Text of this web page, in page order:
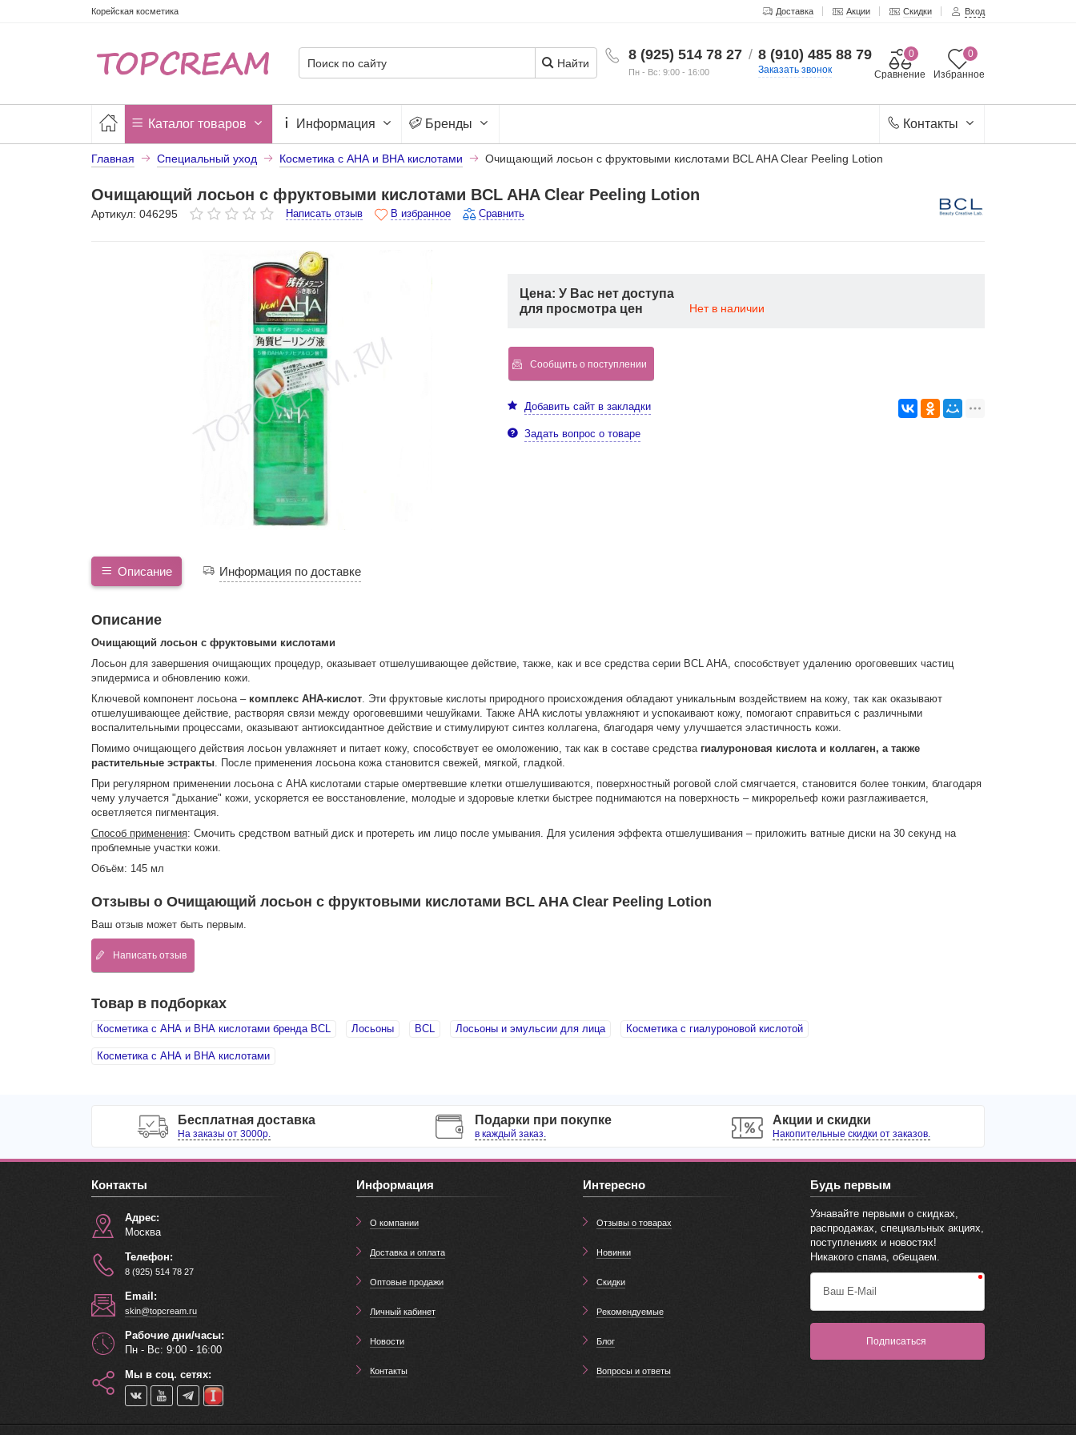
Корейская косметика Доставка Акции Скидки Вход
8 (925) 514 78 27
Пн - Вс: 9:00 - 16:00
/ 8 (910) 485 88 79
Заказать звонок Избранное
0
Сравнение
0
Найти
Каталог товаров Информация Бренды Контакты
Главная Специальный уход Косметика с АНА и ВНА кислотами Очищающий лосьон с фруктовыми кислотами BCL AHA Clear Peeling Lotion
Очищающий лосьон с фруктовыми кислотами BCL AHA Clear Peeling Lotion
Артикул: 046295 Написать отзыв В избранное Сравнить
Цена: У Вас нет доступа
для просмотра цен
Нет в наличии
Сообщить о поступлении
Добавить сайт в закладки
Задать вопрос о товаре
Описание Информация по доставке
Описание
Очищающий лосьон с фруктовыми кислотами
Лосьон для завершения очищающих процедур, оказывает отшелушивающее действие, также, как и все средства серии BCL AHA, способствует удалению ороговевших частиц
эпидермиса и обновлению кожи.
Ключевой компонент лосьона – комплекс АНА-кислот. Эти фруктовые кислоты природного происхождения обладают уникальным воздействием на кожу, так как оказывают
отшелушивающее действие, растворяя связи между ороговевшими чешуйками. Также AHA кислоты увлажняют и успокаивают кожу, помогают справиться с различными
воспалительными процессами, оказывают антиоксидантное действие и стимулируют синтез коллагена, благодаря чему улучшается эластичность кожи.
Помимо очищающего действия лосьон увлажняет и питает кожу, способствует ее омоложению, так как в составе средства гиалуроновая кислота и коллаген, а также
растительные эстракты. После применения лосьона кожа становится свежей, мягкой, гладкой.
При регулярном применении лосьона с AHA кислотами старые омертвевшие клетки отшелушиваются, поверхностный роговой слой смягчается, становится более тонким, благодаря
чему улучается "дыхание" кожи, ускоряется ее восстановление, молодые и здоровые клетки быстрее поднимаются на поверхность – микрорельеф кожи разглаживается,
осветляется пигментация.
Способ применения: Смочить средством ватный диск и протереть им лицо после умывания. Для усиления эффекта отшелушивания – приложить ватные диски на 30 секунд на
проблемные участки кожи.
Объём: 145 мл
Отзывы о Очищающий лосьон с фруктовыми кислотами BCL AHA Clear Peeling Lotion
Ваш отзыв может быть первым.
Написать отзыв
Товар в подборках
Косметика с АНА и ВНА кислотами бренда BCL Лосьоны BCL Лосьоны и эмульсии для лица Косметика с гиалуроновой кислотой
Косметика с АНА и ВНА кислотами
Бесплатная доставка
На заказы от 3000р.
Подарки при покупке
в каждый заказ.
Акции и скидки
Накопительные скидки от заказов.
Контакты
Адрес:
Москва
Телефон:
8 (925) 514 78 27
Email:
skin@topcream.ru
Рабочие дни/часы:
Пн - Вс: 9:00 - 16:00
Мы в соц. сетях:
Информация
О компании
Доставка и оплата
Оптовые продажи
Личный кабинет
Новости
Контакты
Интересно
Отзывы о товарах
Новинки
Скидки
Рекомендуемые
Блог
Вопросы и ответы
Будь первым
Узнавайте первыми о скидках,
распродажах, специальных акциях,
поступлениях и новостях!
Никакого спама, обещаем.
Ваш E-Mail
Подписаться